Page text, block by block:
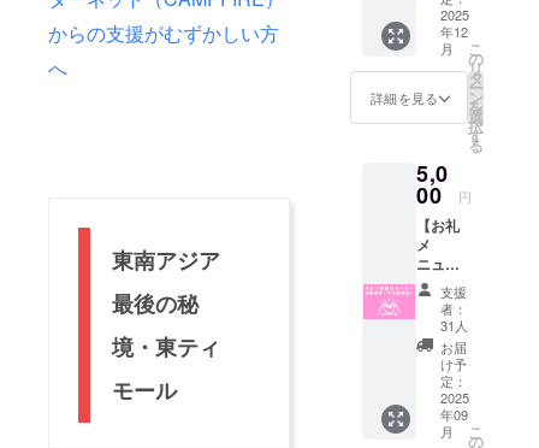
からの支援がむずかしい方
へ
東南アジア
最後の秘
境・東ティ
モール
付きま
せん
そう博
物館と
のコラ
ボ！
「レト
モール
の伝統
料理 1
種」 ※
画像に
ある会
話帳は
サンプ
ルで
す。完
成品は
デザイ
ンが変
更とな
会にご
招待し
ます。
・お礼
メ
ル、制
作活動
報告
メー
ル、会
話帳に
お名前
掲載）
・『旅
の指さ
し会話
帳 東
ティ
モー
ル』1冊
＋会話
帳にイ
ラスト
で登
場】 お
礼のメ
ニュー
て、会
話帳1冊
の提供
と、完
成報告
会にご
招待し
ます。
また、
会話帳
のどこ
かに著
者が描
いたあ
なたに
2025
年12
月
詳細を見る
こ
の
リ
タ
ー
ン
を
選
択
す
る
5,0
00 円
【お礼
メ
ニュー
】 気軽
に応援
いただ
けるお
礼メ
ニュー
となり
ます。
・感謝
支援
者：
31人
お届
け予
定：
2025
年09
月
こ
の